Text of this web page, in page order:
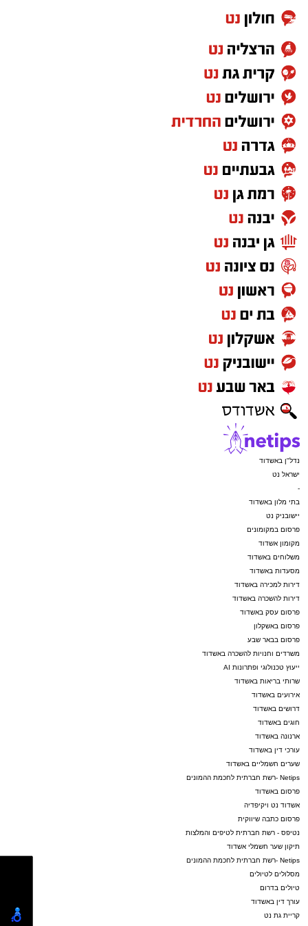
האם הודתה לי בהתרגשות ואמרה 'איזה כיף שיש
בעקבות האירוע, בארגון "ידידים" שבים ופונים
להורים בקריאה חד-משמעית להקפיד לשאת
עליהם את מפתח הרכב בכל רגע נתון ולא
להשאירו בידי ילדים קטנים ללא השגחה. במקרה
חירום של נעילת רכב, יש ליצור קשר מיידי עם
מוקד ידידים בטלפון
מעוניינים להגיב? לדווח ? צרו איתנו קשר במייל -
ASHDODS@ISNET.CO.IL
נדל"ן באשדוד
ישראל נט
-
בתי מלון באשדוד
יישובניק נט
פרסום במקומונים
מקומון אשדוד
משלוחים באשדוד
מסעדות באשדוד
דירות למכירה באשדוד
דירות להשכרה באשדוד
פרסום עסק באשדוד
פרסום באשקלון
פרסום בבאר שבע
משרדים וחנויות להשכרה באשדוד
ייעוץ טכנולוגי ופתרונות AI
שרותי בריאות באשדוד
אירועים באשדוד
דרושים באשדוד
חוגים באשדוד
ארנונה באשדוד
עורכי דין באשדוד
שערים חשמליים באשדוד
Netips -רשת חברתית לחכמת ההמונים
פרסום באשדוד
אשדוד נט ויקיפדיה
פרסום כתבה שיווקית
נטיפס - רשת חברתית לטיפים והמלצות
תיקון שער חשמלי אשדוד
Netips -רשת חברתית לחכמת ההמונים
מסלולים לטיולים
טיולים בדרום
עורך דין באשדוד
קריית גת נט